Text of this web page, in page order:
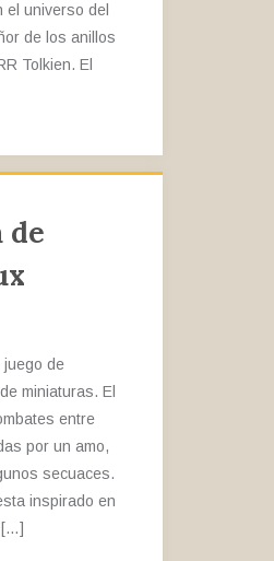
el universo del
de los anillos
Tolkien. El
de
juego de
miniaturas. El
entre
por un amo,
secuaces.
inspirado en
[…]